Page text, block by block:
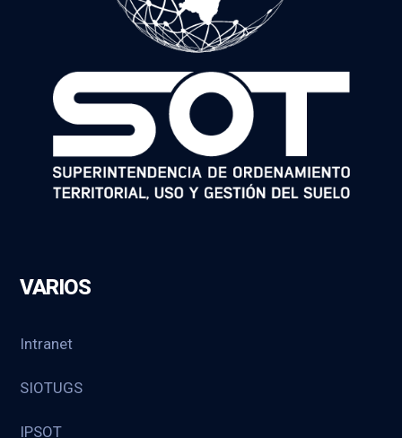
VARIOS
Intranet
SIOTUGS
IPSOT